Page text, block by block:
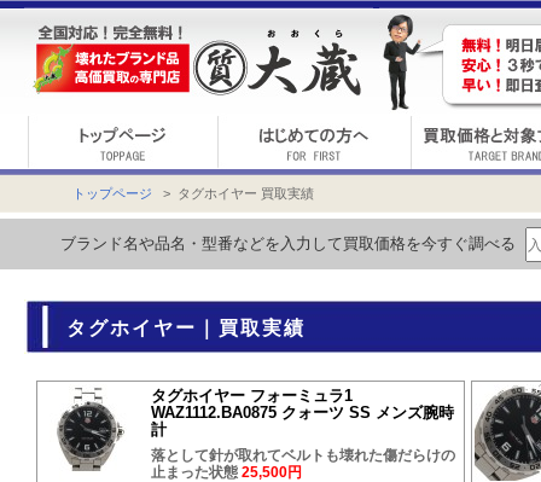
トップページ > タグホイヤー 買取実績
ブランド名や品名・型番などを入力して買取価格を今すぐ調べる
タグホイヤー｜買取実績
タグホイヤー フォーミュラ1
WAZ1112.BA0875 クォーツ SS メンズ腕時
計
落として針が取れてベルトも壊れた傷だらけの
止まった状態 25,500円